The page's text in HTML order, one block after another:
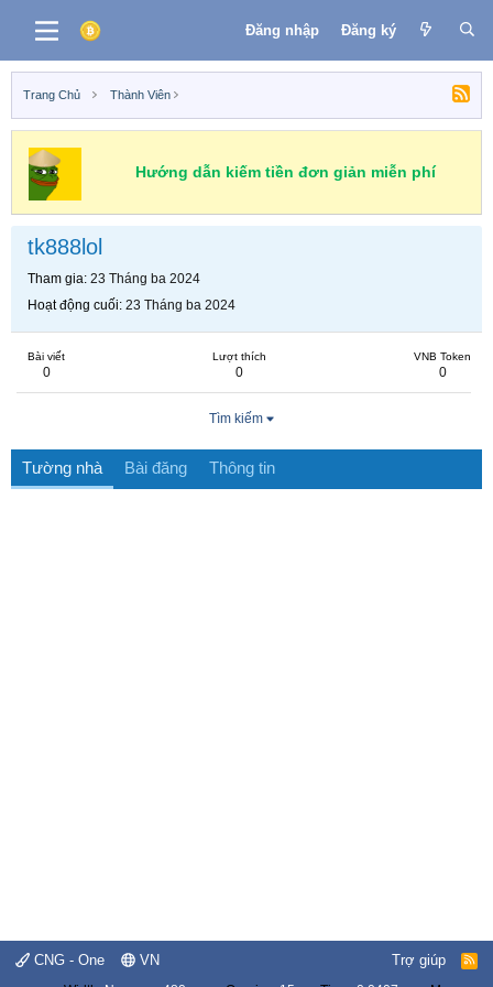
Đăng nhập Đăng ký
Trang Chủ Thành Viên
Hướng dẫn kiếm tiền đơn giản miễn phí
tk888lol
Tham gia 23 Tháng ba 2024
Hoạt động cuối 23 Tháng ba 2024
Bài viết
0
Lượt thích
0
VNB Token
0
Tìm kiếm
Tường nhà Bài đăng Thông tin
CNG - One VN Trợ giúp
R